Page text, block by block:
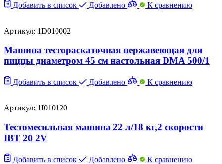
Добавить в список Добавлено К сравнению
Артикул: 1D010002
Машина тестораскаточная нержавеющая для
пиццы диаметром 45 см настольная DMA 500/1
Добавить в список Добавлено К сравнению
Артикул: 1I010120
Тестомесильная машина 22 л/18 кг,2 скорости
IBT 20 2V
Добавить в список Добавлено К сравнению